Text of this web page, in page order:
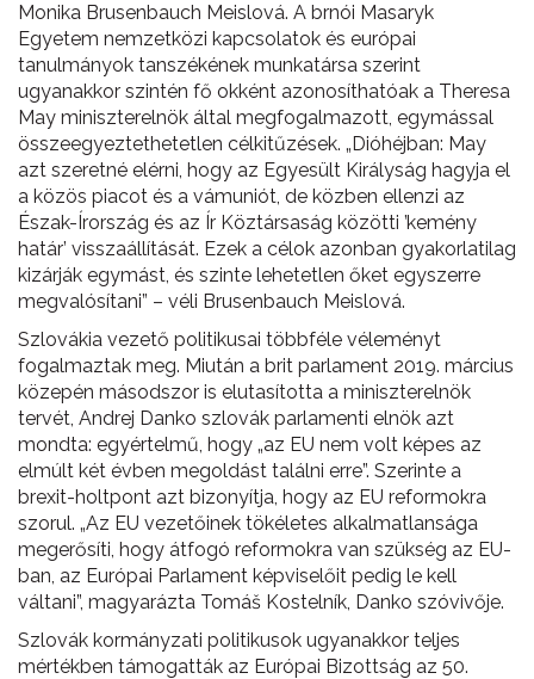
Monika Brusenbauch Meislová. A brnói Masaryk
Egyetem nemzetközi kapcsolatok és európai
tanulmányok tanszékének munkatársa szerint
ugyanakkor szintén fő okként azonosíthatóak a Theresa
May miniszterelnök által megfogalmazott, egymással
összeegyeztethetetlen célkitűzések. „Dióhéjban: May
azt szeretné elérni, hogy az Egyesült Királyság hagyja el
a közös piacot és a vámuniót, de közben ellenzi az
Észak-Írország és az Ír Köztársaság közötti ’kemény
határ’ visszaállítását. Ezek a célok azonban gyakorlatilag
kizárják egymást, és szinte lehetetlen őket egyszerre
megvalósítani” – véli Brusenbauch Meislová.
Szlovákia vezető politikusai többféle véleményt
fogalmaztak meg. Miután a brit parlament 2019. március
közepén másodszor is elutasította a miniszterelnök
tervét, Andrej Danko szlovák parlamenti elnök azt
mondta: egyértelmű, hogy „az EU nem volt képes az
elmúlt két évben megoldást találni erre”. Szerinte a
brexit-holtpont azt bizonyítja, hogy az EU reformokra
szorul. „Az EU vezetőinek tökéletes alkalmatlansága
megerősíti, hogy átfogó reformokra van szükség az EU-
ban, az Európai Parlament képviselőit pedig le kell
váltani”, magyarázta Tomáš Kostelník, Danko szóvivője.
Szlovák kormányzati politikusok ugyanakkor teljes
mértékben támogatták az Európai Bizottság az 50.